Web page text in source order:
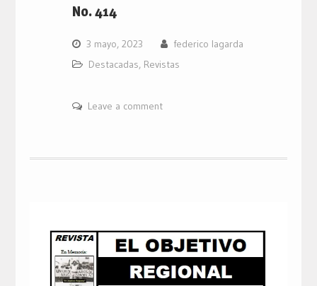
No. 414
3 mayo, 2023
federico lagarda
Destacadas, Revistas
Leave a comment